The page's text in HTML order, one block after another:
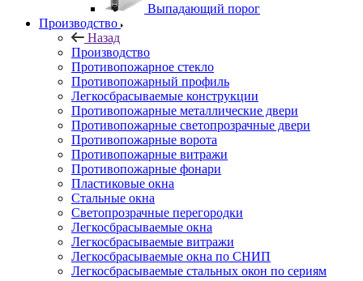
Выпадающий порог
Производство
Назад
Производство
Противопожарное стекло
Противопожарный профиль
Легкосбрасываемые конструкции
Противопожарные металлические двери
Противопожарные светопрозрачные двери
Противопожарные ворота
Противопожарные витражи
Противопожарные фонари
Пластиковые окна
Стальные окна
Светопрозрачные перегородки
Легкосбрасываемые окна
Легкосбрасываемые витражи
Легкосбрасываемые окна по СНИП
Легкосбрасываемые стальных окон по сериям